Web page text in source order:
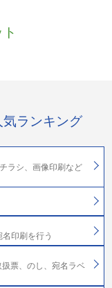
気ランキング
ラシ、画像印刷など
印刷を行う
票、のし、宛名ラベ